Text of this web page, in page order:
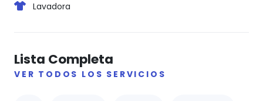
Lavadora
Lista Completa
VER TODOS LOS SERVICIOS